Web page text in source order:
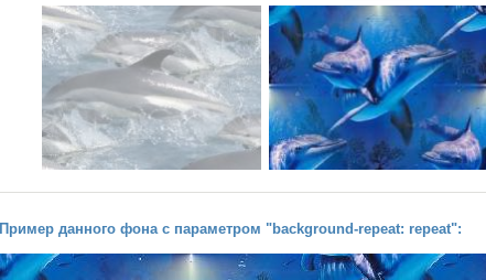
Пример данного фона с параметром "background-repeat: repeat":